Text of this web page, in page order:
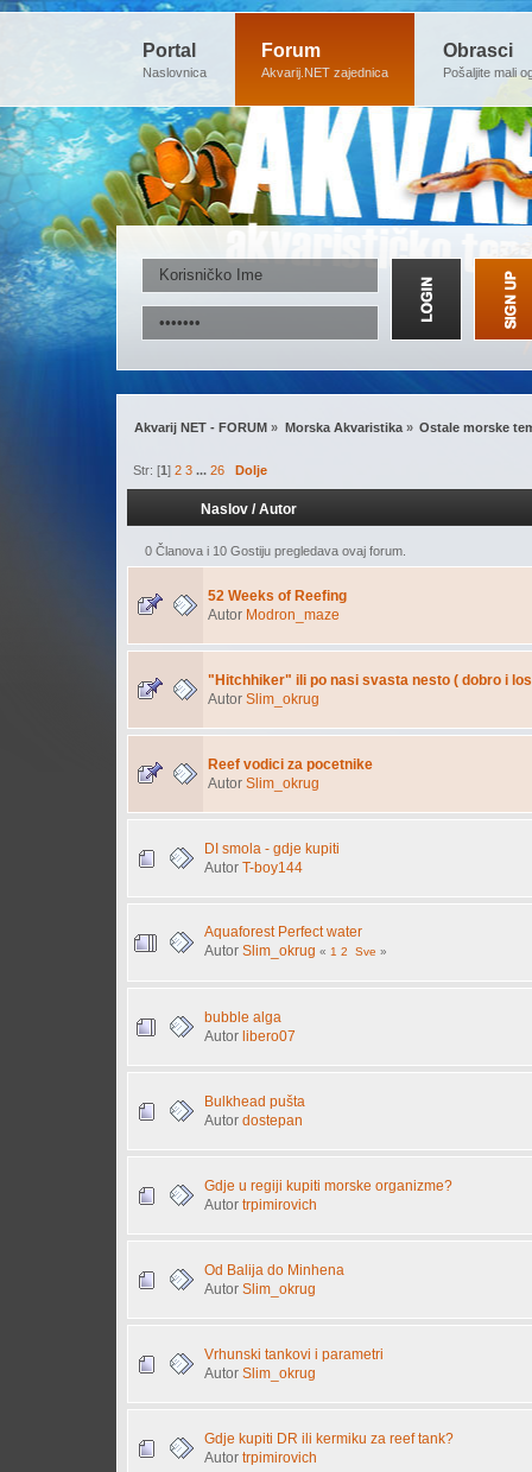
Portal
Naslovnica
Forum
Akvarij.NET zajednica
Obrasci
Pošaljite mali
Akvarij NET - FORUM » Morska Akvaristika» Ostale morske
Str: [1]2 3 ...26 Dolje
Naslov /Autor
0 Članova i 10 Gostiju pregledava ovaj forum.
52 Weeks of Reefing
Autor Modron_maze
"Hitchhiker" ili po nasi svasta nesto ( dobro i
Autor Slim_okrug
Reef vodici za pocetnike
Autor Slim_okrug
DI smola - gdje kupiti
Autor T-boy144
Aquaforest Perfect water
Autor Slim_okrug « 1 2 Sve »
bubble alga
Autor libero07
Bulkhead pušta
Autor dostepan
Gdje u regiji kupiti morske organizme?
Autor trpimirovich
Od Balija do Minhena
Autor Slim_okrug
Vrhunski tankovi i parametri
Autor Slim_okrug
Gdje kupiti DR ili kermiku za reef tank?
Autor trpimirovich